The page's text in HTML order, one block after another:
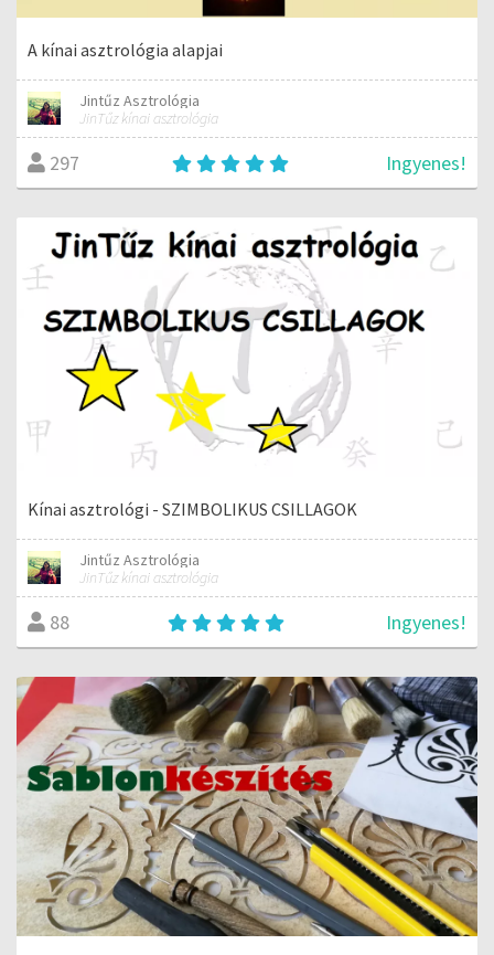
A kínai asztrológia alapjai
Jintűz Asztrológia
JinTűz kínai asztrológia
297 Ingyenes!
Kínai asztrológi - SZIMBOLIKUS CSILLAGOK
Jintűz Asztrológia
JinTűz kínai asztrológia
88 Ingyenes!